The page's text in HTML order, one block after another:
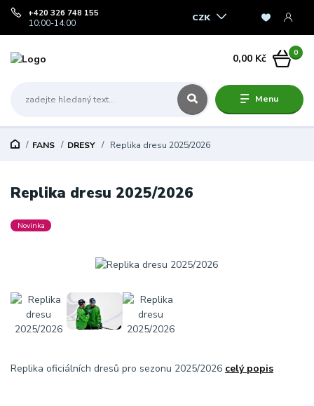
Menu
CZK
+420 326 748 155
10:00-14:00
0
0,00 Kč
FANS DRESY Replika dresu 2025/2026
Replika dresu 2025/2026
Novinka
Replika oficiálních dresů pro sezonu 2025/2026 celý popis